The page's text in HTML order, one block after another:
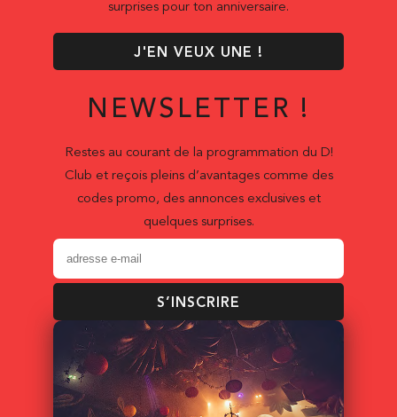
surprises pour ton anniversaire.
J'EN VEUX UNE !
NEWSLETTER !
Restes au courant de la programmation du D!
Club et reçois pleins d’avantages comme des
codes promo, des annonces exclusives et
quelques surprises.
S’INSCRIRE